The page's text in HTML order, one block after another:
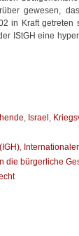
gewesen,
in Kraft getreten
IStGH eine
, Israel ,
,
die bürgerliche